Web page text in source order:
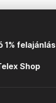
1% felajánlás
Shop